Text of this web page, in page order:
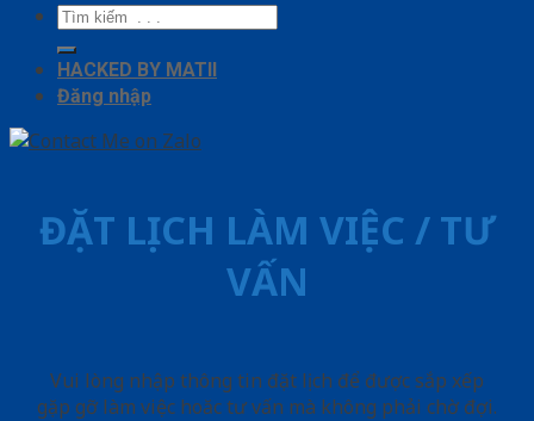
Tìm
kiếm:
HACKED BY MATII
Đăng nhập
ĐẶT LỊCH LÀM VIỆC / TƯ
VẤN
Vui lòng nhập thông tin đặt lịch để được sắp xếp
gặp gỡ làm việc hoăc tư vấn mà không phải chờ đợi.